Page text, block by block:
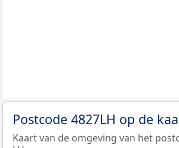
Postcode 4827LH op de
Kaart van de omgeving van het